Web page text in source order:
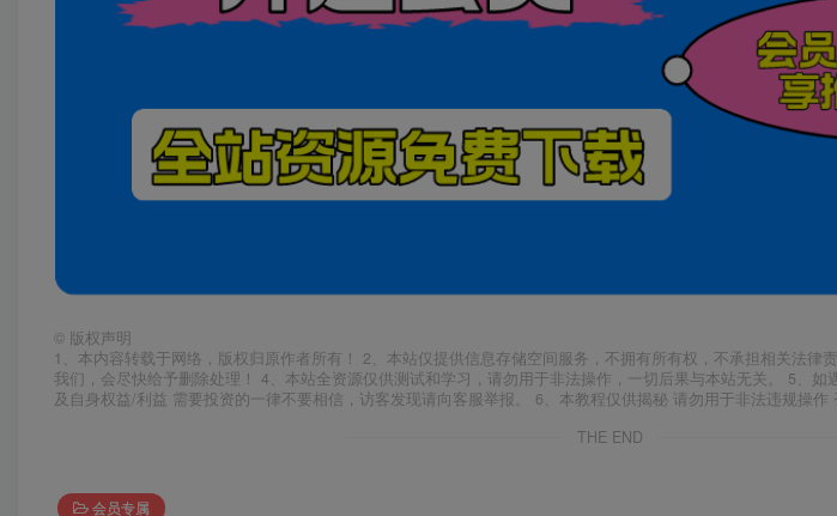
© 版权声明
1、本内容转载于网络，版权归原作者所有！ 2、本站仅提供信息存储空间服务，不拥有所有权，不承担相关法律
我们，会尽快给予删除处理！ 4、本站全资源仅供测试和学习，请勿用于非法操作，一切后果与本站无关。 5、
及自身权益/利益 需要投资的一律不要相信，访客发现请向客服举报。 6、本教程仅供揭秘 请勿用于非法违规操作
THE END
会员专属